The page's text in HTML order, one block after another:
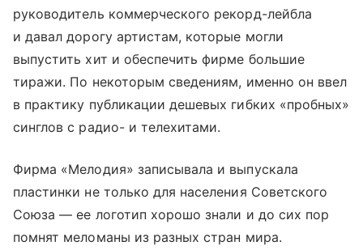
руководитель коммерческого рекорд-лейбла
и давал дорогу артистам, которые могли
выпустить хит и обеспечить фирме большие
тиражи. По некоторым сведениям, именно он ввел
в практику публикации дешевых гибких «пробных»
синглов с радио- и телехитами.
Фирма «Мелодия» записывала и выпускала
пластинки не только для населения Советского
Союза — ее логотип хорошо знали и до сих пор
помнят меломаны из разных стран мира.